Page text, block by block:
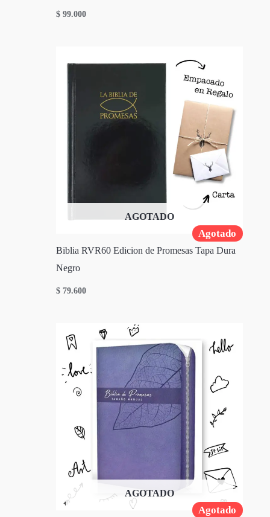
$ 99.000
Agotado
AGOTADO
Biblia RVR60 Edicion de Promesas Tapa Dura
Negro
$ 79.600
Agotado
AGOTADO